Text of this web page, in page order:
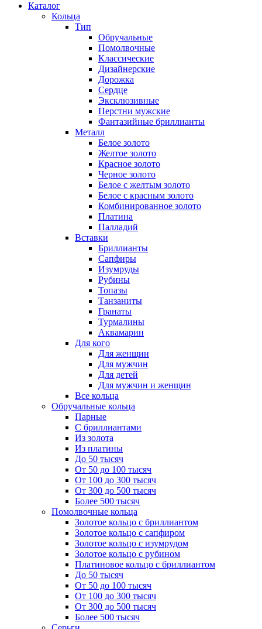
Каталог
Кольца
Тип
Обручальные
Помолвочные
Классические
Дизайнерские
Дорожка
Сердце
Эксклюзивные
Перстни мужские
Фантазийные бриллианты
Металл
Белое золото
Желтое золото
Красное золото
Черное золото
Белое с желтым золото
Белое с красным золото
Комбинированное золото
Платина
Палладий
Вставки
Бриллианты
Сапфиры
Изумруды
Рубины
Топазы
Танзаниты
Гранаты
Турмалины
Аквамарин
Для кого
Для женщин
Для мужчин
Для детей
Для мужчин и женщин
Все кольца
Обручальные кольца
Парные
С бриллиантами
Из золота
Из платины
До 50 тысяч
От 50 до 100 тысяч
От 100 до 300 тысяч
От 300 до 500 тысяч
Более 500 тысяч
Помолвочные кольца
Золотое кольцо с бриллиантом
Золотое кольцо с сапфиром
Золотое кольцо с изумрудом
Золотое кольцо с рубином
Платиновое кольцо с бриллиантом
До 50 тысяч
От 50 до 100 тысяч
От 100 до 300 тысяч
От 300 до 500 тысяч
Более 500 тысяч